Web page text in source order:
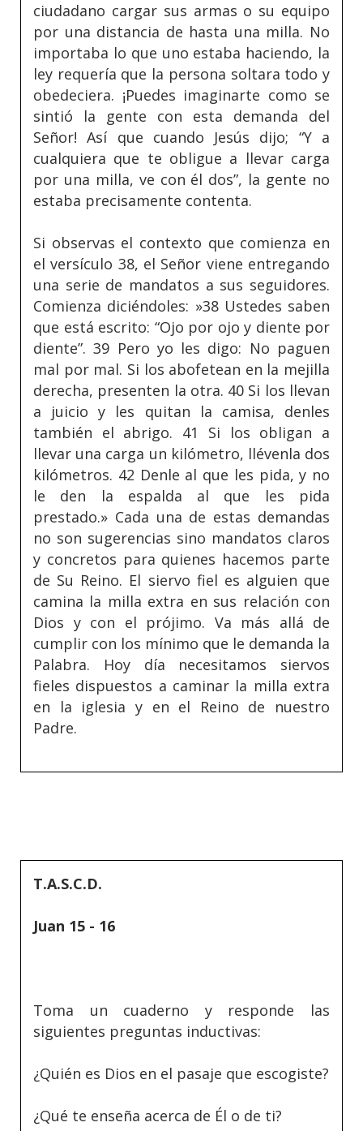
ciudadano cargar sus armas o su equipo
por una distancia de hasta una milla. No
importaba lo que uno estaba haciendo, la
ley requería que la persona soltara todo y
obedeciera. ¡Puedes imaginarte como se
sintió la gente con esta demanda del
Señor! Así que cuando Jesús dijo; “Y a
cualquiera que te obligue a llevar carga
por una milla, ve con él dos”, la gente no
estaba precisamente contenta.
Si observas el contexto que comienza en
el versículo 38, el Señor viene entregando
una serie de mandatos a sus seguidores.
Comienza diciéndoles: »38 Ustedes saben
que está escrito: “Ojo por ojo y diente por
diente”. 39 Pero yo les digo: No paguen
mal por mal. Si los abofetean en la mejilla
derecha, presenten la otra. 40 Si los llevan
a juicio y les quitan la camisa, denles
también el abrigo. 41 Si los obligan a
llevar una carga un kilómetro, llévenla dos
kilómetros. 42 Denle al que les pida, y no
le den la espalda al que les pida
prestado.» Cada una de estas demandas
no son sugerencias sino mandatos claros
y concretos para quienes hacemos parte
de Su Reino. El siervo fiel es alguien que
camina la milla extra en sus relación con
Dios y con el prójimo. Va más allá de
cumplir con los mínimo que le demanda la
Palabra. Hoy día necesitamos siervos
fieles dispuestos a caminar la milla extra
en la iglesia y en el Reino de nuestro
Padre.
T.A.S.C.D.
Juan 15 - 16
Toma un cuaderno y responde las
siguientes preguntas inductivas:
¿Quién es Dios en el pasaje que escogiste?
¿Qué te enseña acerca de Él o de ti?